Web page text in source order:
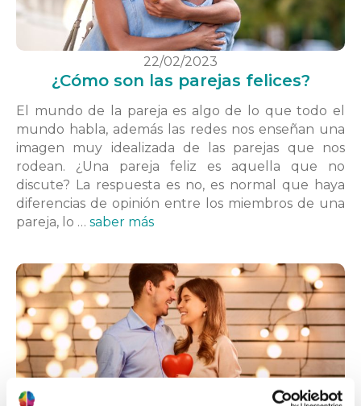
22/02/2023
¿Cómo son las parejas felices?
El mundo de la pareja es algo de lo que todo el
mundo habla, además las redes nos enseñan una
imagen muy idealizada de las parejas que nos
rodean. ¿Una pareja feliz es aquella que no
discute? La respuesta es no, es normal que haya
diferencias de opinión entre los miembros de una
pareja, lo … saber más